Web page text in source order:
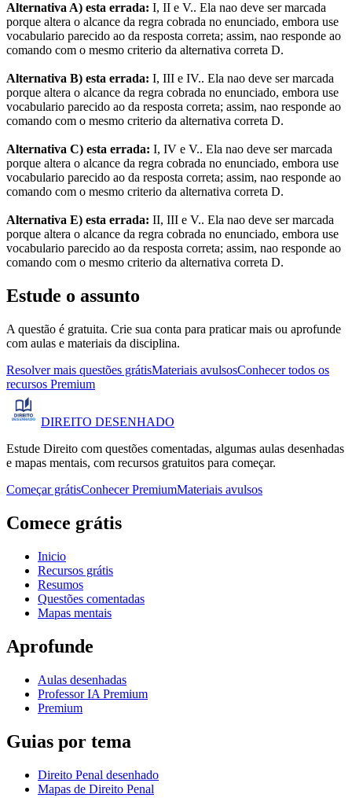
Alternativa A) esta errada: I, II e V.. Ela nao deve ser marcada
porque altera o alcance da regra cobrada no enunciado, embora use
vocabulario parecido ao da resposta correta; assim, nao responde ao
comando com o mesmo criterio da alternativa correta D.
Alternativa B) esta errada: I, III e IV.. Ela nao deve ser marcada
porque altera o alcance da regra cobrada no enunciado, embora use
vocabulario parecido ao da resposta correta; assim, nao responde ao
comando com o mesmo criterio da alternativa correta D.
Alternativa C) esta errada: I, IV e V.. Ela nao deve ser marcada
porque altera o alcance da regra cobrada no enunciado, embora use
vocabulario parecido ao da resposta correta; assim, nao responde ao
comando com o mesmo criterio da alternativa correta D.
Alternativa E) esta errada: II, III e V.. Ela nao deve ser marcada
porque altera o alcance da regra cobrada no enunciado, embora use
vocabulario parecido ao da resposta correta; assim, nao responde ao
comando com o mesmo criterio da alternativa correta D.
Estude o assunto
A questão é gratuita. Crie sua conta para praticar mais ou aprofunde
com aulas e materiais da disciplina.
Resolver mais questões grátisMateriais avulsosConhecer todos os
recursos Premium
DIREITO DESENHADO
Estude Direito com questões comentadas, algumas aulas desenhadas
e mapas mentais, com recursos gratuitos para começar.
Começar grátisConhecer PremiumMateriais avulsos
Comece grátis
Inicio
Recursos grátis
Resumos
Questões comentadas
Mapas mentais
Aprofunde
Aulas desenhadas
Professor IA Premium
Premium
Guias por tema
Direito Penal desenhado
Mapas de Direito Penal